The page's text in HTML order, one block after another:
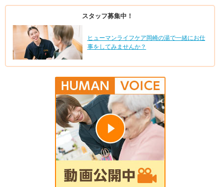
スタッフ募集中！
ヒューマンライフケア岡崎の湯で一緒にお仕
事をしてみませんか？